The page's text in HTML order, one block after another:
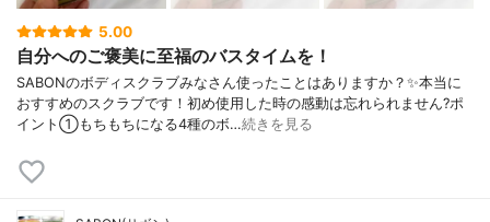
5.00
自分へのご褒美に至福のバスタイムを！
SABONのボディスクラブみなさん使ったことはありますか？✨本当に
おすすめのスクラブです！初め使用した時の感動は忘れられません?ポ
イント①もちもちになる4種のボ…続きを見る